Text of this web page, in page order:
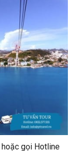
gọi Hotline